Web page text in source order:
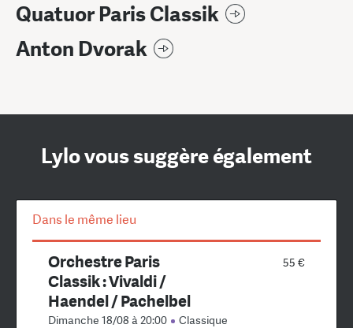
Quatuor Paris Classik
Anton Dvorak
Lylo vous suggère également
Dans le même lieu
55 €
Orchestre Paris
Classik : Vivaldi /
Haendel / Pachelbel
Dimanche 18/08 à 20:00 Classique